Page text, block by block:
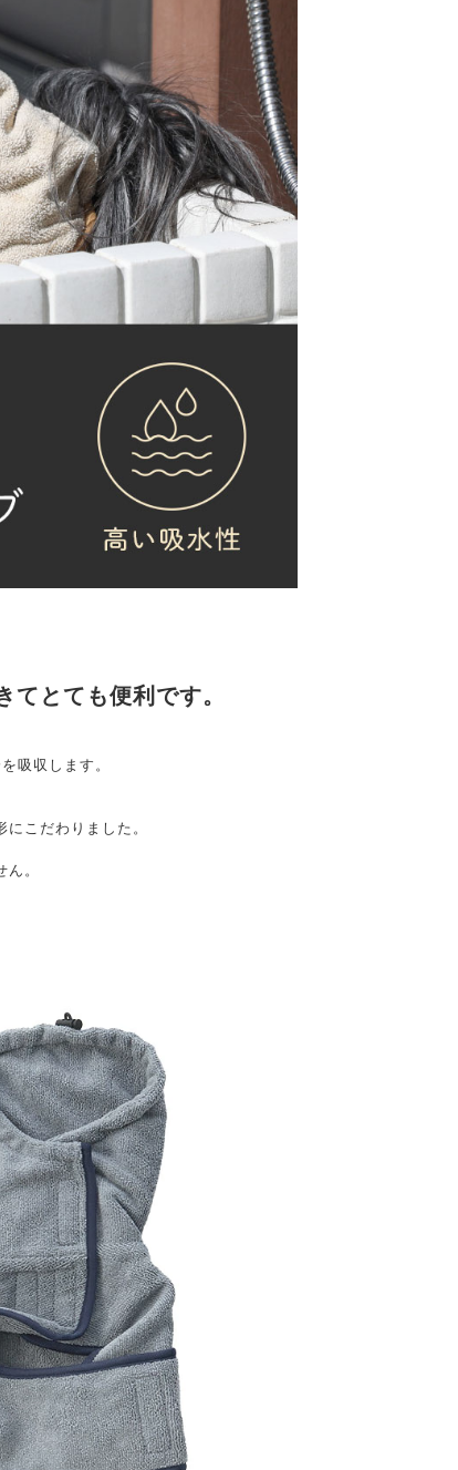
とても便利です。
吸収します。
こだわりました。
。